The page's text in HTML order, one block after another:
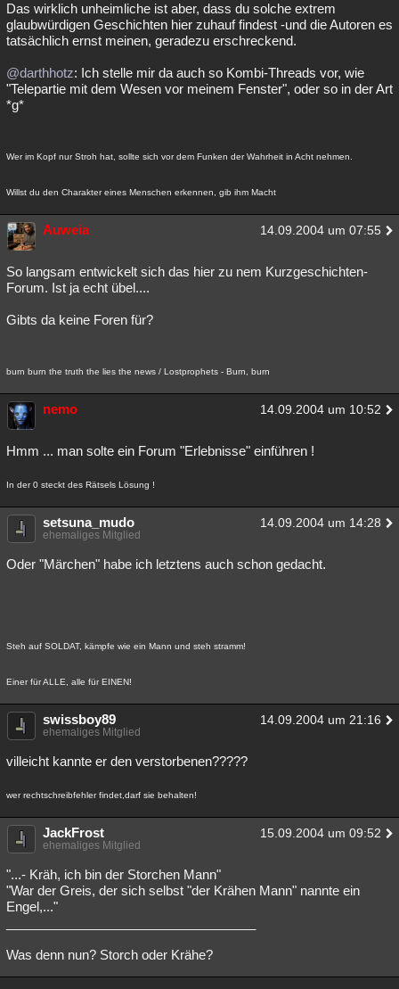
Das wirklich unheimliche ist aber, dass du solche extrem
glaubwürdigen Geschichten hier zuhauf findest -und die Autoren es
tatsächlich ernst meinen, geradezu erschreckend.
@darthhotz: Ich stelle mir da auch so Kombi-Threads vor, wie
"Telepartie mit dem Wesen vor meinem Fenster", oder so in der Art
*g*
Wer im Kopf nur Stroh hat, sollte sich vor dem Funken der Wahrheit in Acht nehmen.
Willst du den Charakter eines Menschen erkennen, gib ihm Macht
Auweia 14.09.2004 um 07:55
So langsam entwickelt sich das hier zu nem Kurzgeschichten-
Forum. Ist ja echt übel....
Gibts da keine Foren für?
burn burn the truth the lies the news / Lostprophets - Burn, burn
nemo 14.09.2004 um 10:52
Hmm ... man solte ein Forum "Erlebnisse" einführen !
In der 0 steckt des Rätsels Lösung !
setsuna_mudo 14.09.2004 um 14:28
ehemaliges Mitglied
Oder "Märchen" habe ich letztens auch schon gedacht.
Steh auf SOLDAT, kämpfe wie ein Mann und steh stramm!
Einer für ALLE, alle für EINEN!
swissboy89 14.09.2004 um 21:16
ehemaliges Mitglied
villeicht kannte er den verstorbenen?????
wer rechtschreibfehler findet,darf sie behalten!
JackFrost 15.09.2004 um 09:52
ehemaliges Mitglied
"...- Kräh, ich bin der Storchen Mann"
"War der Greis, der sich selbst "der Krähen Mann" nannte ein
Engel,..."
Was denn nun? Storch oder Krähe?